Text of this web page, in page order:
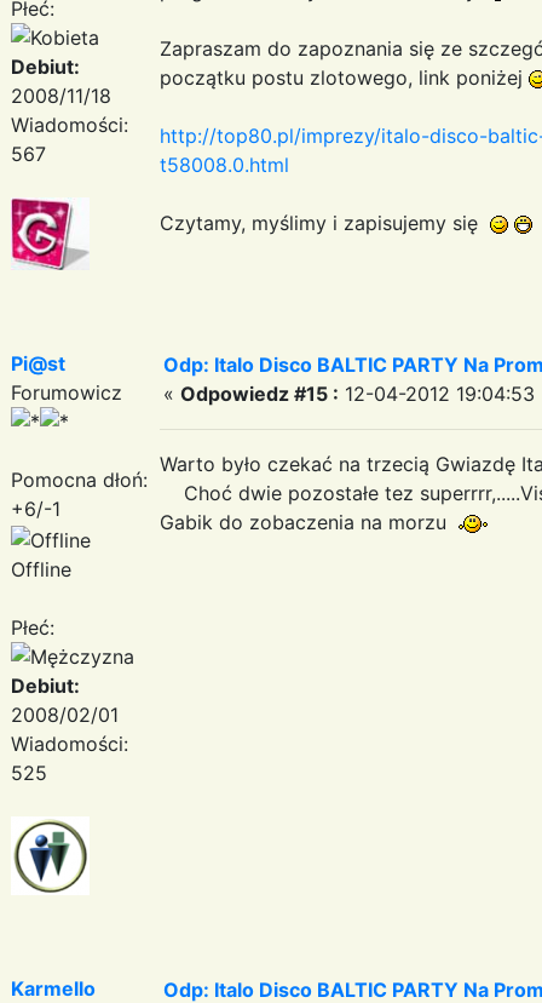
Płeć:
Debiut:
2008/11/18
Wiadomości:
567
Zapraszam do zapoznania się ze
początku postu zlotowego, link poniżej
http://top80.pl/imprezy/italo-disco-
t58008.0.html
Czytamy, myślimy i zapisujemy się
Pi@st
Forumowicz
Pomocna dłoń:
+6/-1
Offline
Płeć:
Debiut:
2008/02/01
Wiadomości:
525
Odp: Italo Disco BALTIC PARTY Na
« Odpowiedz #15 : 12-04-2012 19:04:53
Warto było czekać na trzecią Gwiazdę
Choć dwie pozostałe tez
Gabik do zobaczenia na morzu
Karmello
Odp: Italo Disco BALTIC PARTY Na